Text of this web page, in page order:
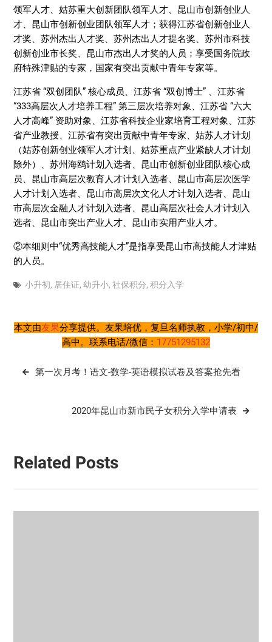
领军人才、姑苏重大创新团队领军人才、昆山市创新创业人
才、昆山市创新创业团队领军人才；获得江苏省创新创业人
才奖、苏州杰出人才奖、苏州杰出人才提名奖、苏州市科技
创新创业市长奖、昆山市杰出人才奖的人员；享受国务院政
府特殊津贴的专家，国家有突出贡献中青年专家等。
江苏省 “双创团队” 核心成员、江苏省 “双创博士” 、江苏省
“333高层次人才培养工程” 第三层次培养对象、江苏省 “六大
人才高峰” 资助对象、江苏省科技企业家培育工程对象、江苏
省产业教授、江苏省有突出贡献中青年专家、姑苏人才计划
（姑苏创新创业领军人才计划、姑苏重点产业紧缺人才计划
除外）、苏州海鸥计划入选者、昆山市创新创业团队核心成
员、昆山市高层次教育人才计划入选者、昆山市高层次医学
人才计划入选者、昆山市高层次文化人才计划入选者、昆山
市高层次金融人才计划入选者、昆山高层次社会人才计划入
选者、昆山市突出产业人才、昆山市实用产业人才。
②本细则中“优秀高技能人才”是指享受昆山市高技能人才津贴
的人员。
小升初, 居住证, 幼升小, 社保积分, 积分入学
本文由友果分享提供。友果培优，复旦名师执教，小学/初中/
高中。联系电话/微信： 17751295132
文
第一次月考！语文-数学-英语模拟试卷及答案抢先看
2020年昆山市新市民子女积分入学申请表
Related Posts